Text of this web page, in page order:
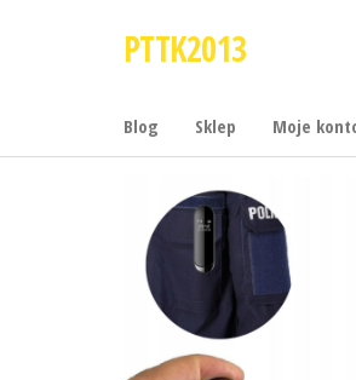
PTTK2013
Blog Sklep Moje